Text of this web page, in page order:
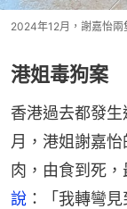
2024年12月，謝嘉怡兩
港姐毒狗案
香港過去都發
月，港姐謝嘉
肉，由食到死，
說 ：「我轉彎